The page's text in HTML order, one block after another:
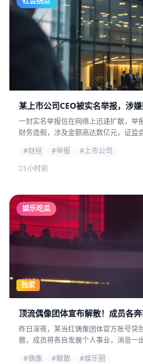
某上市公司CEO被实名举报，涉
一封实名举报信在网络上迅速扩散，举
财务造假，涉及金额高达数亿元，证监
#财经
#举报
#上市公司
1小时前
娱乐吃瓜
独家
顶流偶像团体宣布解散！成员各
昨日深夜，某当红偶像团体官方账号突
散，成员将各自发展个人事业，消息一
#偶像
#解散
#娱乐圈